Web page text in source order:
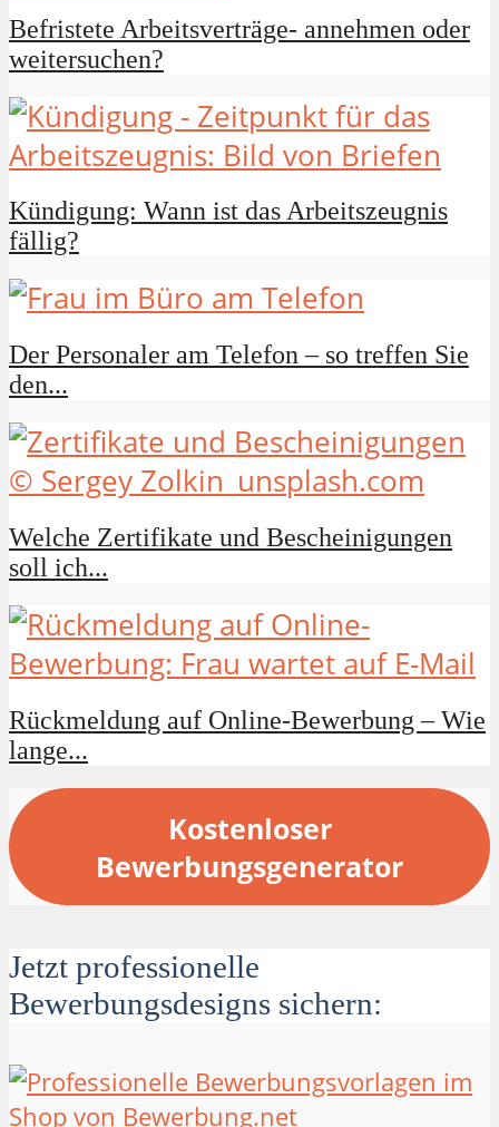
Befristete Arbeitsverträge- annehmen oder
weitersuchen?
Kündigung: Wann ist das Arbeitszeugnis
fällig?
Der Personaler am Telefon – so treffen Sie
den...
Welche Zertifikate und Bescheinigungen
soll ich...
Rückmeldung auf Online-Bewerbung – Wie
lange...
Kostenloser
Bewerbungsgenerator
Jetzt professionelle
Bewerbungsdesigns sichern: